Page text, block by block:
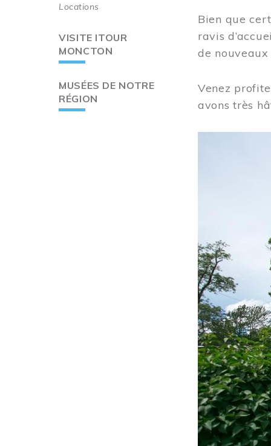
Locations
VISITE ITOUR
MONCTON
MUSÉES DE NOTRE
RÉGION
Bien que
ravis
de nouveaux
Venez
avons très